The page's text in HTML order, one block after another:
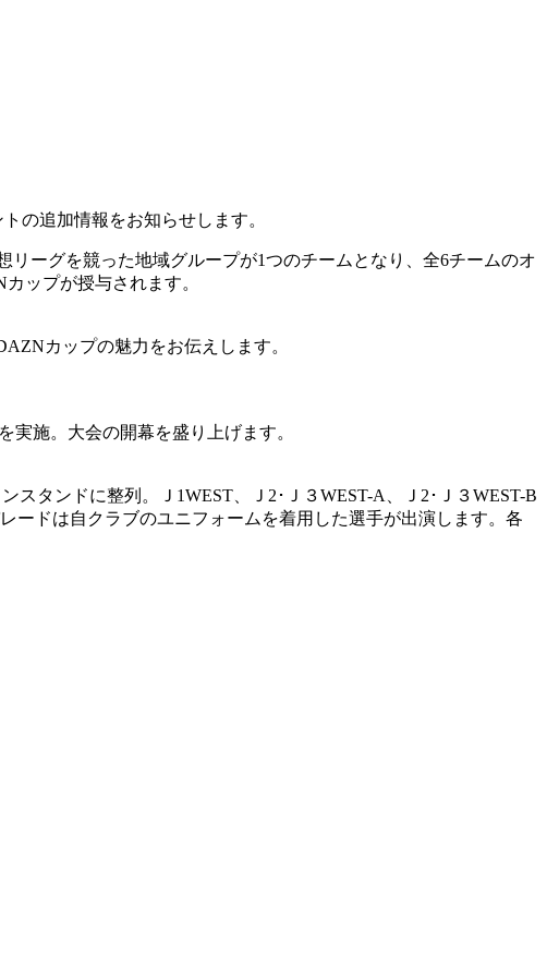
の追加情報をお知らせします。
ーグを競った地域グループが1つのチームとなり、全6チームのオ
ップが授与されます。
カップの魅力をお伝えします。
施。大会の開幕を盛り上げます。
スタンドに整列。Ｊ1WEST、Ｊ2･Ｊ３WEST-A、Ｊ2･Ｊ３WEST-B
ードは自クラブのユニフォームを着用した選手が出演します。各